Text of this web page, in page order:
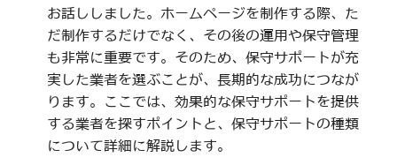
お話ししました。ホームページを制作する際、た
だ制作するだけでなく、その後の運用や保守管理
も非常に重要です。そのため、保守サポートが充
実した業者を選ぶことが、長期的な成功につなが
ります。ここでは、効果的な保守サポートを提供
する業者を探すポイントと、保守サポートの種類
について詳細に解説します。